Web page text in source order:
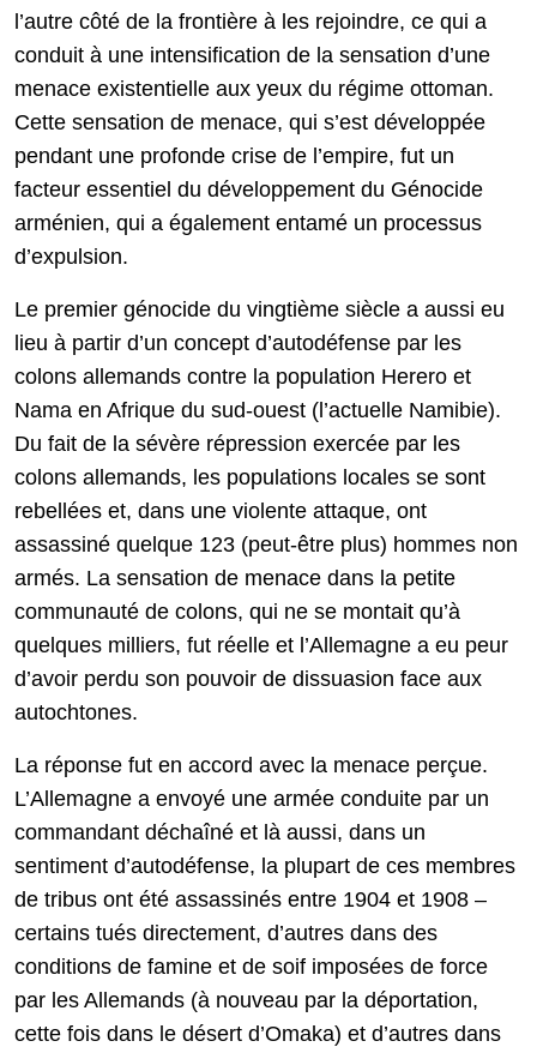
l’autre côté de la frontière à les rejoindre, ce qui a
conduit à une intensification de la sensation d’une
menace existentielle aux yeux du régime ottoman.
Cette sensation de menace, qui s’est développée
pendant une profonde crise de l’empire, fut un
facteur essentiel du développement du Génocide
arménien, qui a également entamé un processus
d’expulsion.
Le premier génocide du vingtième siècle a aussi eu
lieu à partir d’un concept d’autodéfense par les
colons allemands contre la population Herero et
Nama en Afrique du sud-ouest (l’actuelle Namibie).
Du fait de la sévère répression exercée par les
colons allemands, les populations locales se sont
rebellées et, dans une violente attaque, ont
assassiné quelque 123 (peut-être plus) hommes non
armés. La sensation de menace dans la petite
communauté de colons, qui ne se montait qu’à
quelques milliers, fut réelle et l’Allemagne a eu peur
d’avoir perdu son pouvoir de dissuasion face aux
autochtones.
La réponse fut en accord avec la menace perçue.
L’Allemagne a envoyé une armée conduite par un
commandant déchaîné et là aussi, dans un
sentiment d’autodéfense, la plupart de ces membres
de tribus ont été assassinés entre 1904 et 1908 –
certains tués directement, d’autres dans des
conditions de famine et de soif imposées de force
par les Allemands (à nouveau par la déportation,
cette fois dans le désert d’Omaka) et d’autres dans